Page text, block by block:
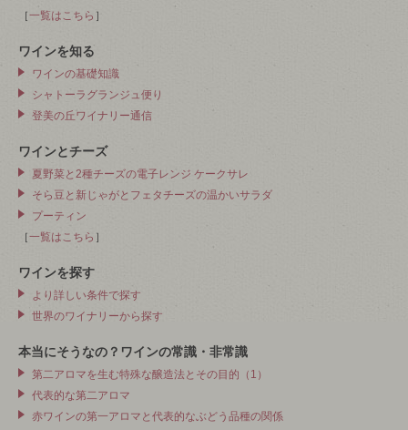
［一覧はこちら ］
ワインを知る
ワインの基礎知識
シャトーラグランジュ便り
登美の丘ワイナリー通信
ワインとチーズ
夏野菜と2種チーズの電子レンジ ケークサレ
そら豆と新じゃがとフェタチーズの温かいサラダ
プーティン
［一覧はこちら ］
ワインを探す
より詳しい条件で探す
世界のワイナリーから探す
本当にそうなの？ワインの常識・非常識
第二アロマを生む特殊な醸造法とその目的（1）
代表的な第二アロマ
赤ワインの第一アロマと代表的なぶどう品種の関係